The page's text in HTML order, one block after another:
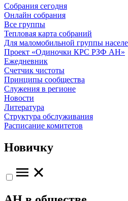
Собрания сегодня
Онлайн собрания
Все группы
Тепловая карта собраний
Для маломобильной группы
Проект «Одиночки КРС РЗФ АН»
Ежедневник
Счетчик чистоты
Принципы сообщества
Служения в регионе
Новости
Литература
Структура обслуживания
Расписание комитетов
Новичку